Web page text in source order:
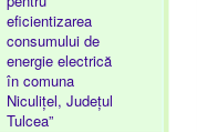
eficientizarea
consumului de
energie electrică
în comuna
Niculițel, Județul
Tulcea”